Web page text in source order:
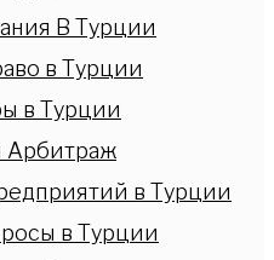
В Турции
в Турции
в Турции
Арбитраж
в Турции
в Турции